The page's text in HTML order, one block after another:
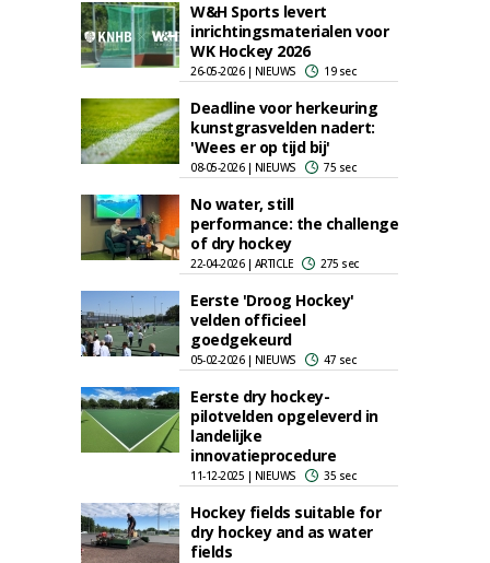
W&H Sports levert
inrichtingsmaterialen voor
WK Hockey 2026
26-05-2026 | NIEUWS 19 sec
Deadline voor herkeuring
kunstgrasvelden nadert:
'Wees er op tijd bij'
08-05-2026 | NIEUWS 75 sec
No water, still
performance: the challenge
of dry hockey
22-04-2026 | ARTICLE 275 sec
Eerste 'Droog Hockey'
velden officieel
goedgekeurd
05-02-2026 | NIEUWS 47 sec
Eerste dry hockey-
pilotvelden opgeleverd in
landelijke
innovatieprocedure
11-12-2025 | NIEUWS 35 sec
Hockey fields suitable for
dry hockey and as water
fields